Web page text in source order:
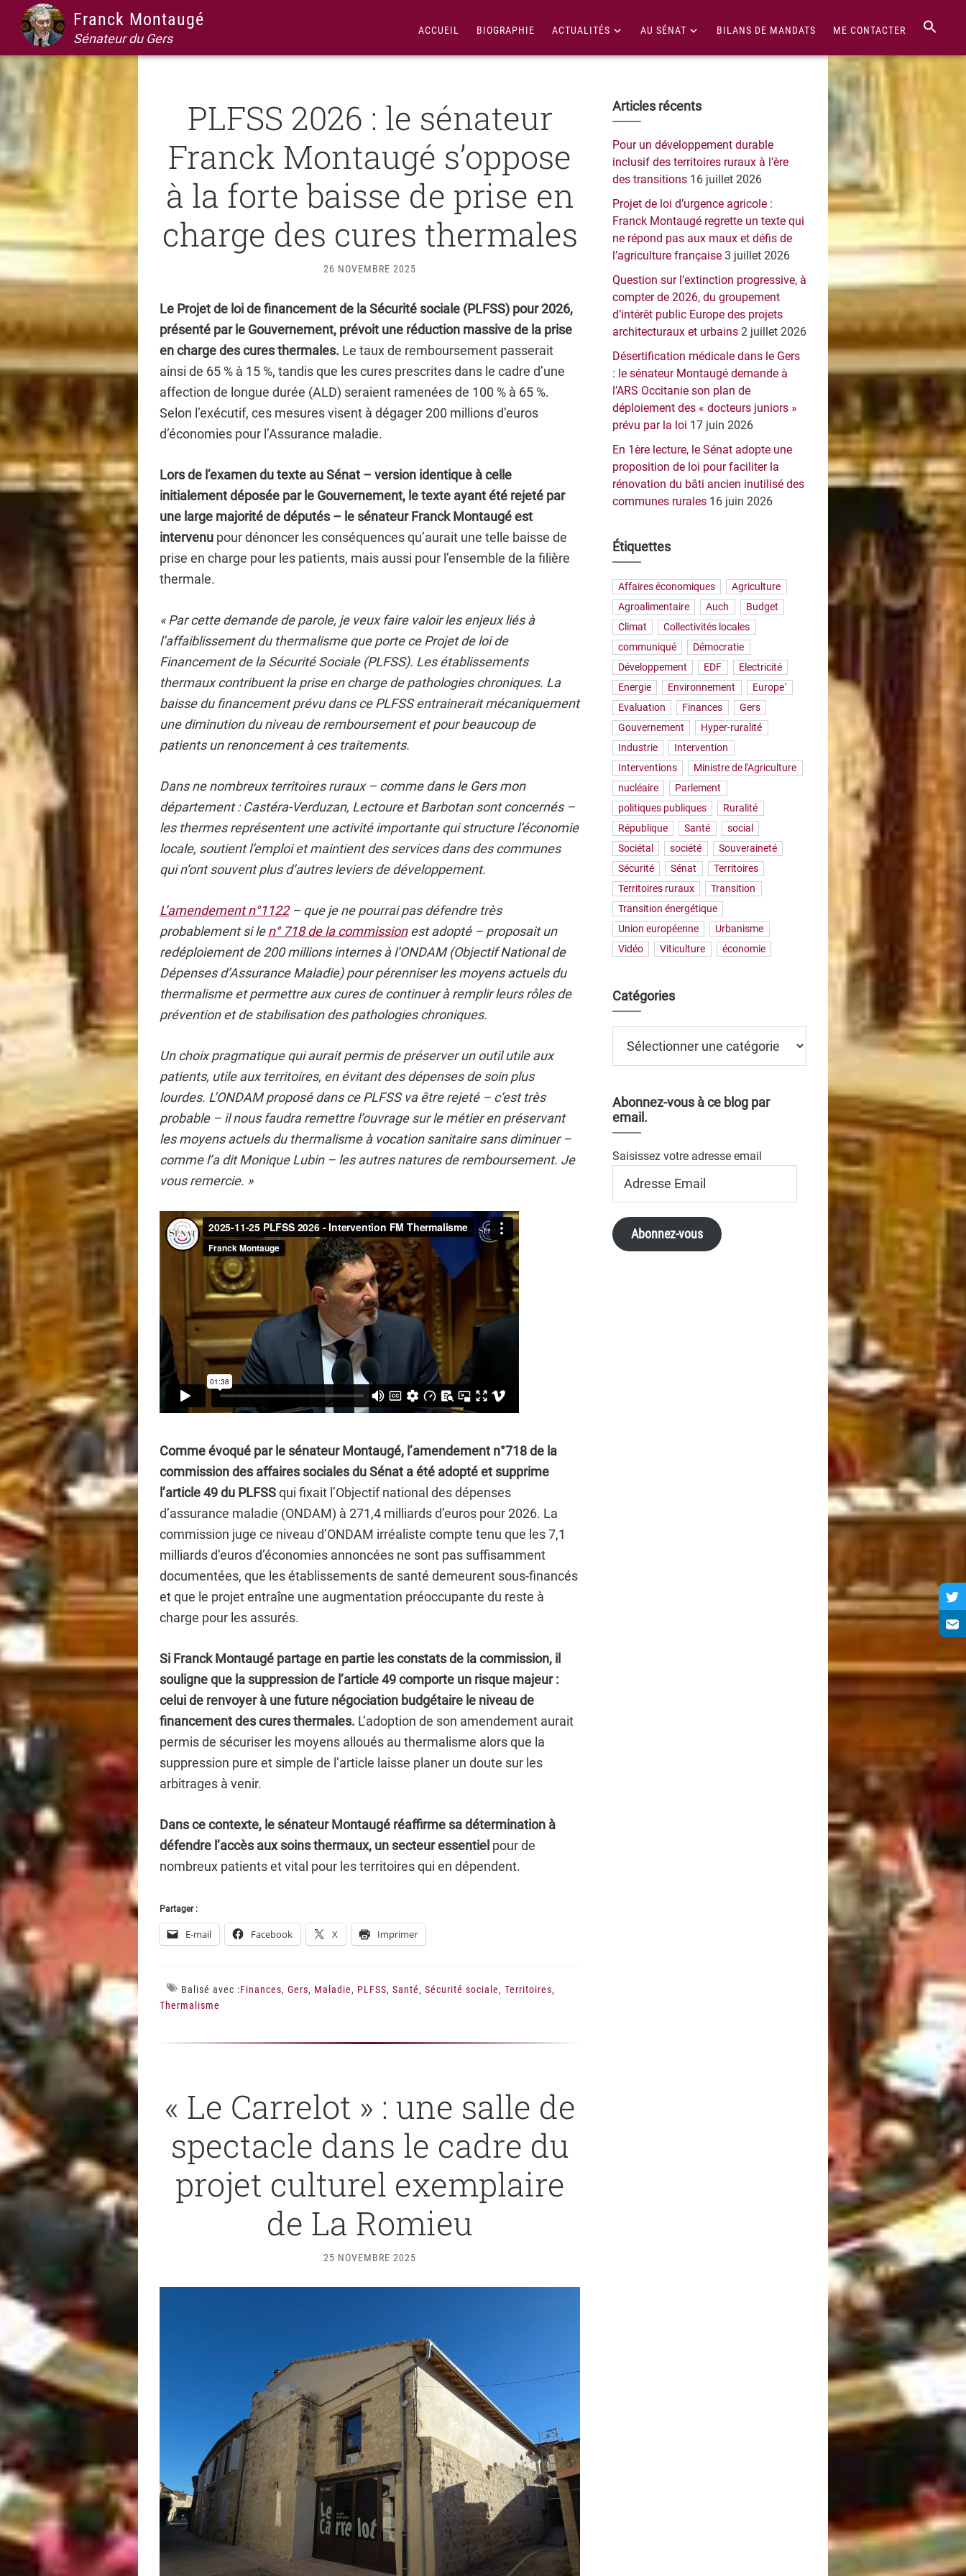
Passer
la
navigation
principale
Passer
contenu
principal
Passer
la
barre
latérale
principale
Passer
pied
de
page
Franck Montaugé
Sénateur du Gers
ACCUEIL BIOGRAPHIE ACTUALITÉS AU SÉNAT BILANS DE MANDATS ME CONTACTER
PLFSS 2026 : le sénateur
Franck Montaugé s’oppose
à la forte baisse de prise en
charge des cures thermales
26 NOVEMBRE 2025
Le Projet de loi de financement de la Sécurité sociale (PLFSS) pour 2026,
présenté par le Gouvernement, prévoit une réduction massive de la prise
en charge des cures thermales. Le taux de remboursement passerait
ainsi de 65 % à 15 %, tandis que les cures prescrites dans le cadre d’une
affection de longue durée (ALD) seraient ramenées de 100 % à 65 %.
Selon l’exécutif, ces mesures visent à dégager 200 millions d’euros
d’économies pour l’Assurance maladie.
Lors de l’examen du texte au Sénat – version identique à celle
initialement déposée par le Gouvernement, le texte ayant été rejeté par
une large majorité de députés – le sénateur Franck Montaugé est
intervenu pour dénoncer les conséquences qu’aurait une telle baisse de
prise en charge pour les patients, mais aussi pour l’ensemble de la filière
thermale.
« Par cette demande de parole, je veux faire valoir les enjeux liés à
l’affaiblissement du thermalisme que porte ce Projet de loi de
Financement de la Sécurité Sociale (PLFSS). Les établissements
thermaux contribuent la prise en charge de pathologies chroniques. La
baisse du financement prévu dans ce PLFSS entrainerait mécaniquement
une diminution du niveau de remboursement et pour beaucoup de
patients un renoncement à ces traitements.
Dans ne nombreux territoires ruraux – comme dans le Gers mon
département : Castéra-Verduzan, Lectoure et Barbotan sont concernés –
les thermes représentent une activité importante qui structure l’économie
locale, soutient l’emploi et maintient des services dans des communes
qui n’ont souvent plus d’autres leviers de développement.
L’amendement n°1122– que je ne pourrai pas défendre très
probablement si len° 718 de la commissionest adopté – proposait un
redéploiement de 200 millions internes à l’ONDAM (Objectif National de
Dépenses d’Assurance Maladie) pour pérenniser les moyens actuels du
thermalisme et permettre aux cures de continuer à remplir leurs rôles de
prévention et de stabilisation des pathologies chroniques.
Un choix pragmatique qui aurait permis de préserver un outil utile aux
patients, utile aux territoires, en évitant des dépenses de soin plus
lourdes. L’ONDAM proposé dans ce PLFSS va être rejeté – c’est très
probable – il nous faudra remettre l’ouvrage sur le métier en préservant
les moyens actuels du thermalisme à vocation sanitaire sans diminuer –
comme l’a dit Monique Lubin – les autres natures de remboursement. Je
vous remercie. »
Comme évoqué par le sénateur Montaugé, l’amendement n°718 de la
commission des affaires sociales du Sénat a été adopté et supprime
l’article 49 du PLFSSqui fixait l’Objectif national des dépenses
d’assurance maladie (ONDAM) à 271,4 milliards d’euros pour 2026. La
commission juge ce niveau d’ONDAM irréaliste compte tenu que les 7,1
milliards d’euros d’économies annoncées ne sont pas suffisamment
documentées, que les établissements de santé demeurent sous-financés
et que le projet entraîne une augmentation préoccupante du reste à
charge pour les assurés.
Si Franck Montaugé partage en partie les constats de la commission, il
souligne que la suppression de l’article 49 comporte un risque majeur :
celui de renvoyer à une future négociation budgétaire le niveau de
financement des cures thermales. L’adoption de son amendement aurait
permis de sécuriser les moyens alloués au thermalisme alors que la
suppression pure et simple de l’article laisse planer un doute sur les
arbitrages à venir.
Dans ce contexte, le sénateur Montaugé réaffirme sa détermination à
défendre l’accès aux soins thermaux, un secteur essentiel pour de
nombreux patients et vital pour les territoires qui en dépendent.
Partager :
E-mail Facebook X Imprimer
Balisé avec :Finances, Gers, Maladie, PLFSS, Santé, Sécurité sociale, Territoires,
Thermalisme
« Le Carrelot » : une salle de
spectacle dans le cadre du
projet culturel exemplaire
de La Romieu
25 NOVEMBRE 2025
Barre
latérale
principale
Articles récents
Pour un développement durable
inclusif des territoires ruraux à l’ère
des transitions 16 juillet 2026
Projet de loi d’urgence agricole :
Franck Montaugé regrette un texte qui
ne répond pas aux maux et défis de
l’agriculture française 3 juillet 2026
Question sur l’extinction progressive, à
compter de 2026, du groupement
d’intérêt public Europe des projets
architecturaux et urbains 2 juillet 2026
Désertification médicale dans le Gers
: le sénateur Montaugé demande à
l’ARS Occitanie son plan de
déploiement des « docteurs juniors »
prévu par la loi 17 juin 2026
En 1ère lecture, le Sénat adopte une
proposition de loi pour faciliter la
rénovation du bâti ancien inutilisé des
communes rurales 16 juin 2026
Étiquettes
Affaires économiques
Agriculture
Agroalimentaire
Auch
Budget
Climat
Collectivités locales
communiqué
Démocratie
Développement
EDF
Electricité
Energie
Environnement
Europe`
Evaluation
Finances
Gers
Gouvernement
Hyper-ruralité
Industrie
Intervention
Interventions
Ministre de l'Agriculture
nucléaire
Parlement
politiques publiques
Ruralité
République
Santé
social
Sociétal
société
Souveraineté
Sécurité
Sénat
Territoires
Territoires ruraux
Transition
Transition énergétique
Union européenne
Urbanisme
Vidéo
Viticulture économie
Catégories
Abonnez-vous à ce blog par
email.
Saisissez votre adresse email
Email
Abonnez-vous